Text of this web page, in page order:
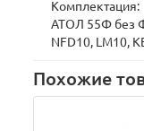
Комплектация:
АТОЛ 55Ф без
NFD10, LM10,
Похожие